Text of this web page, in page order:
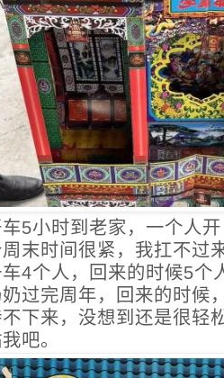
5小时到老家，一个人
末时间很紧，我扛不过
4个人，回来的时候5个
过完周年，回来的时候
下来，没想到还是很轻
吧。